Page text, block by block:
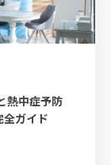
熱中症予防
全ガイド